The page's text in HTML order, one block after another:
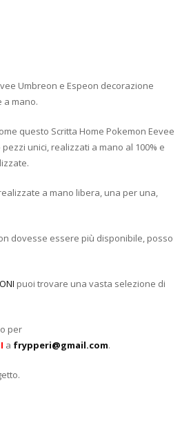
Umbreon e Espeon decorazione
a mano.
questo Scritta Home Pokemon Eevee
unici, realizzati a mano al 100% e
a mano libera, una per una,
dovesse essere più disponibile, posso
puoi trovare una vasta selezione di
o per
a frypperi@gmail.com.